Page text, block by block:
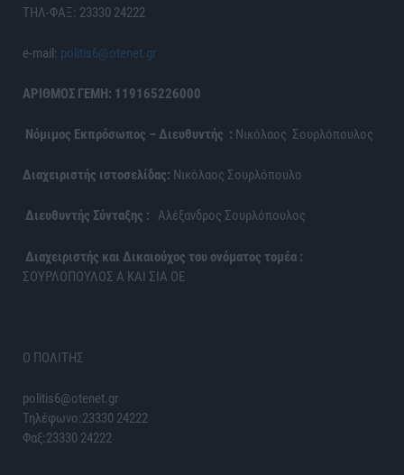
ΤΗΛ-ΦΑΞ: 23330 24222
e-mail: politis6@otenet.gr
ΑΡΙΘΜΟΣ ΓΕΜΗ: 119165226000
Νόμιμος Εκπρόσωπος – Διευθυντής : Νικόλαος Σουρλόπουλος
Διαχειριστής ιστοσελίδας: Νικόλαος Σουρλόπουλο
Διευθυντής Σύνταξης : Αλέξανδρος Σουρλόπουλος
Διαχειριστής και Δικαιούχος του ονόματος τομέα :
ΣΟΥΡΛΟΠΟΥΛΟΣ Α ΚΑΙ ΣΙΑ ΟΕ
Ο ΠΟΛΙΤΗΣ
politis6@otenet.gr
Τηλέφωνο:23330 24222
Φαξ:23330 24222